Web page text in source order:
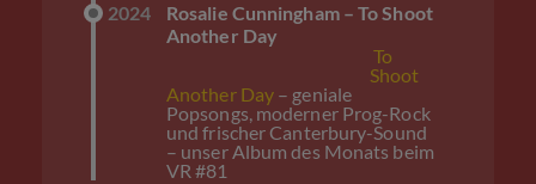
2024
Rosalie Cunningham – To Shoot
Another Day
To
Shoot
Another Day – geniale
Popsongs, moderner Prog-Rock
und frischer Canterbury-Sound
– unser Album des Monats beim
VR #81